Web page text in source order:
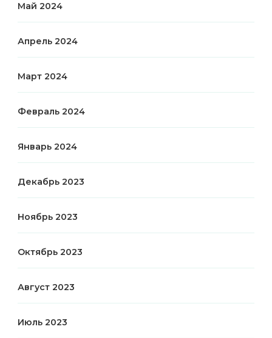
Май 2024
Апрель 2024
Март 2024
Февраль 2024
Январь 2024
Декабрь 2023
Ноябрь 2023
Октябрь 2023
Август 2023
Июль 2023